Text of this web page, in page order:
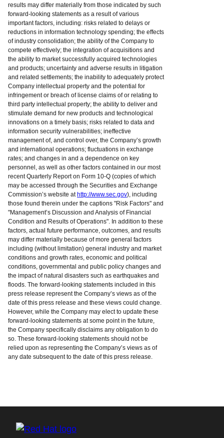
results may differ materially from those indicated by such
forward-looking statements as a result of various
important factors, including: risks related to delays or
reductions in information technology spending; the effects
of industry consolidation; the ability of the Company to
compete effectively; the integration of acquisitions and
the ability to market successfully acquired technologies
and products; uncertainty and adverse results in litigation
and related settlements; the inability to adequately protect
Company intellectual property and the potential for
infringement or breach of license claims of or relating to
third party intellectual property; the ability to deliver and
stimulate demand for new products and technological
innovations on a timely basis; risks related to data and
information security vulnerabilities; ineffective
management of, and control over, the Company’s growth
and international operations; fluctuations in exchange
rates; and changes in and a dependence on key
personnel, as well as other factors contained in our most
recent Quarterly Report on Form 10-Q (copies of which
may be accessed through the Securities and Exchange
Commission’s website at http://www.sec.gov), including
those found therein under the captions "Risk Factors" and
"Management’s Discussion and Analysis of Financial
Condition and Results of Operations". In addition to these
factors, actual future performance, outcomes, and results
may differ materially because of more general factors
including (without limitation) general industry and market
conditions and growth rates, economic and political
conditions, governmental and public policy changes and
the impact of natural disasters such as earthquakes and
floods. The forward-looking statements included in this
press release represent the Company’s views as of the
date of this press release and these views could change.
However, while the Company may elect to update these
forward-looking statements at some point in the future,
the Company specifically disclaims any obligation to do
so. These forward-looking statements should not be
relied upon as representing the Company’s views as of
any date subsequent to the date of this press release.